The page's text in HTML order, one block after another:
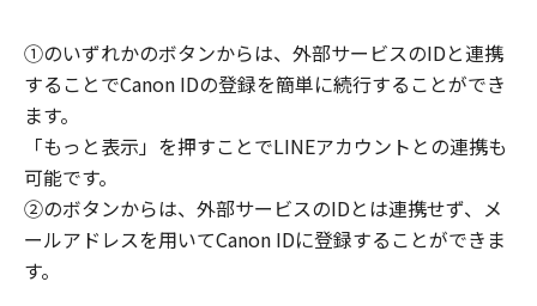
①のいずれかのボタンからは、外部サービスのIDと連携
することでCanon IDの登録を簡単に続行することができ
ます。
「もっと表示」を押すことでLINEアカウントとの連携も
可能です。
②のボタンからは、外部サービスのIDとは連携せず、メ
ールアドレスを用いてCanon IDに登録することができま
す。